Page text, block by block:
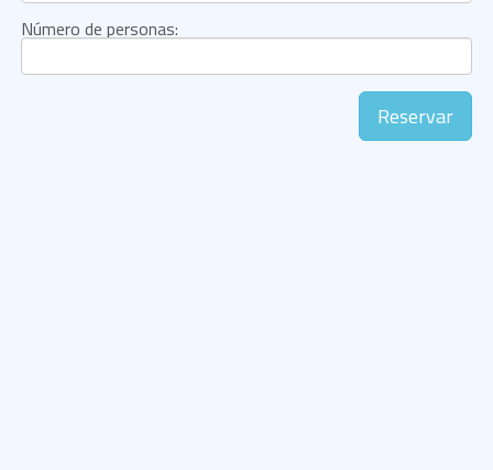
Número de personas:
Reservar